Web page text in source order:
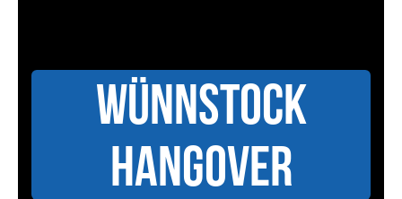
Wünnstock
Hangover